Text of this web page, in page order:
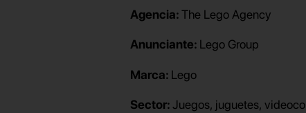
Agencia:The Lego Agency
Anunciante: Lego Group
Marca: Lego
Sector:Juegos, juguetes,